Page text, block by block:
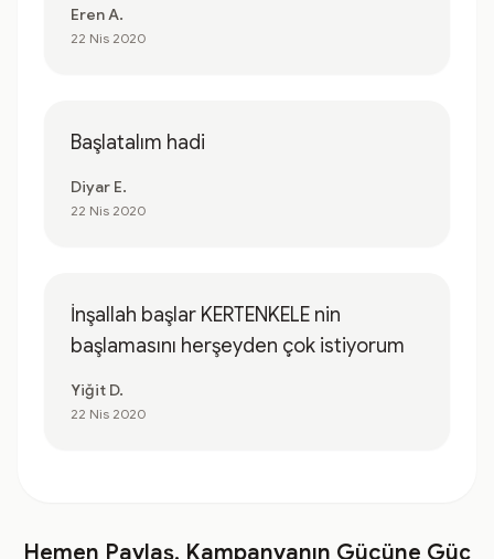
Eren A.
22 Nis 2020
Başlatalım hadi
Diyar E.
22 Nis 2020
İnşallah başlar KERTENKELE nin
başlamasını herşeyden çok istiyorum
Yiğit D.
22 Nis 2020
Hemen Paylaş, Kampanyanın Gücüne Güç